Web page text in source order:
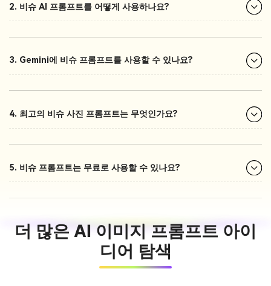
2. 비슈 AI 프롬프트를 어떻게 사용하나요?
3. Gemini에 비슈 프롬프트를 사용할 수 있나요?
4. 최고의 비슈 사진 프롬프트는 무엇인가요?
5. 비슈 프롬프트는 무료로 사용할 수 있나요?
더 많은 AI 이미지 프롬프트 아이
디어 탐색